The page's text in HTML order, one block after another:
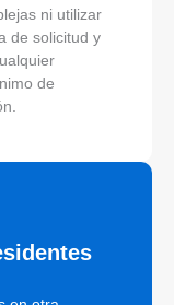
ni utilizar
de solicitud y
de